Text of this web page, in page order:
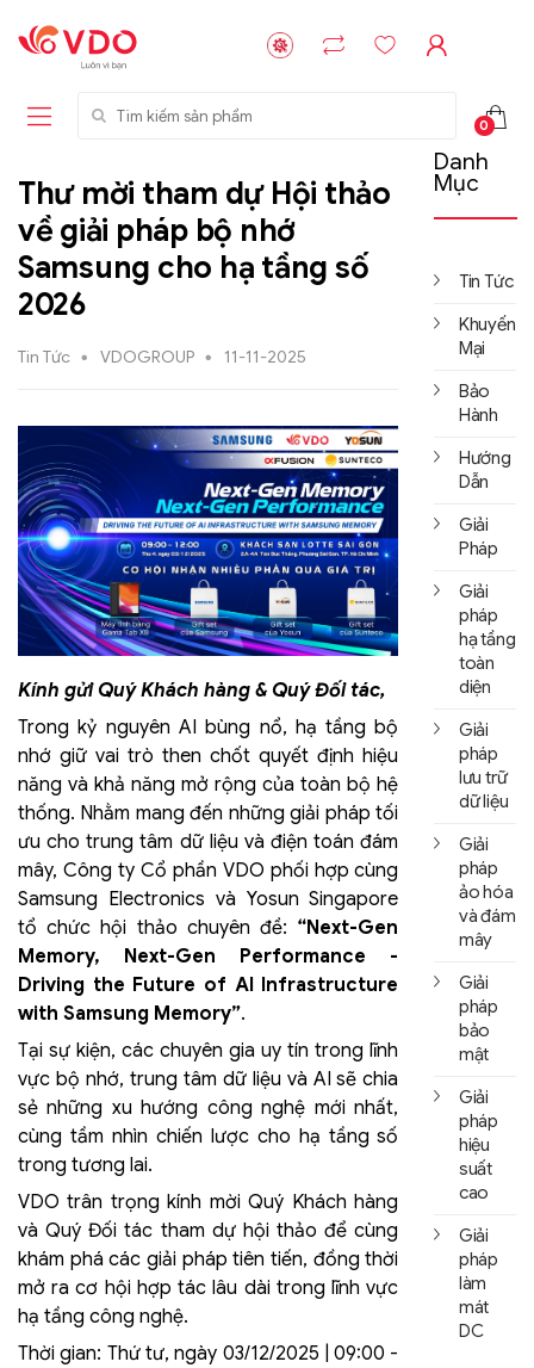
Tìm kiếm sản phẩm
0
Thư mời tham dự Hội thảo
về giải pháp bộ nhớ
Samsung cho hạ tầng số
2026
Tin Tức VDOGROUP 11-11-2025
Kính gửi Quý Khách hàng & Quý Đối tác,
Trong kỷ nguyên AI bùng nổ, hạ tầng bộ
nhớ giữ vai trò then chốt quyết định hiệu
năng và khả năng mở rộng của toàn bộ hệ
thống. Nhằm mang đến những giải pháp tối
ưu cho trung tâm dữ liệu và điện toán đám
mây, Công ty Cổ phần VDO phối hợp cùng
Samsung Electronics và Yosun Singapore
tổ chức hội thảo chuyên đề: “Next-Gen
Memory, Next-Gen Performance -
Driving the Future of AI Infrastructure
with Samsung Memory”.
Tại sự kiện, các chuyên gia uy tín trong lĩnh
vực bộ nhớ, trung tâm dữ liệu và AI sẽ chia
sẻ những xu hướng công nghệ mới nhất,
cùng tầm nhìn chiến lược cho hạ tầng số
trong tương lai.
VDO trân trọng kính mời Quý Khách hàng
và Quý Đối tác tham dự hội thảo để cùng
khám phá các giải pháp tiên tiến, đồng thời
mở ra cơ hội hợp tác lâu dài trong lĩnh vực
hạ tầng công nghệ.
Thời gian: Thứ tư, ngày 03/12/2025 | 09:00 -
Danh
Mục
Tin Tức
Khuyến
Mại
Bảo
Hành
Hướng
Dẫn
Giải
Pháp
Giải
pháp
hạ tầng
toàn
diện
Giải
pháp
lưu trữ
dữ liệu
Giải
pháp
ảo hóa
và đám
mây
Giải
pháp
bảo
mật
Giải
pháp
hiệu
suất
cao
Giải
pháp
làm
mát
DC